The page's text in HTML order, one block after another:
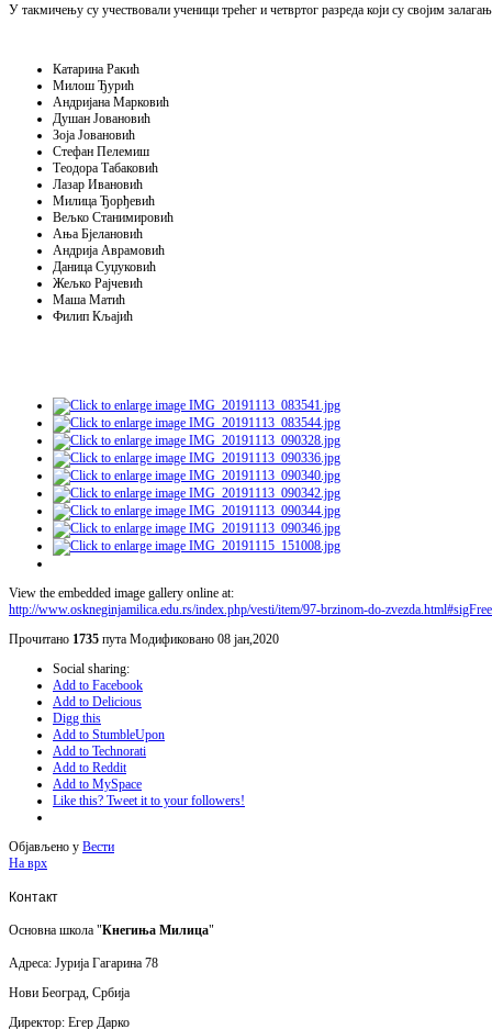
У такмичењу су учествовали ученици трећег и четвртог разреда који су својим
Катарина Ракић
Милош Ђурић
Андријана Марковић
Душан Јовановић
Зоја Јовановић
Стефан Пелемиш
Теодора Табаковић
Лазар Ивановић
Милица Ђорђевић
Вељко Станимировић
Ања Бјелановић
Андрија Аврамовић
Даница Суџуковић
Жељко Рајчевић
Маша Матић
Филип Кљајић
View the embedded image gallery online at:
http://www.oskneginjamilica.edu.rs/index.php/vesti/item/97-brzinom-do-
Прочитано 1735 пута Модификовано 08 јан,2020
Social sharing:
Add to Facebook
Add to Delicious
Digg this
Add to StumbleUpon
Add to Technorati
Add to Reddit
Add to MySpace
Like this? Tweet it to your followers!
Објављено у Вести
На врх
Контакт
Основна школа "Кнегиња Милица"
Адреса: Јурија Гагарина 78
Нови Београд, Србија
Директор: Егер Дарко